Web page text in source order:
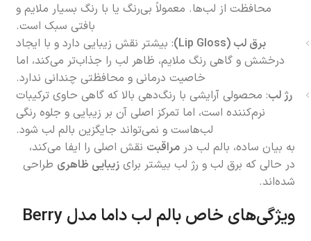
محافظت از لب‌ها. معمولاً بی‌رنگ یا با رنگ بسیار ملایم و
بافتی سبک است.
برق لب (Lip Gloss)
: بیشتر نقش زیبایی دارد و با ایجاد
درخشش و گاهی رنگ ملایم، ظاهر لب را جذاب‌تر می‌کند، اما
خاصیت درمانی و محافظتی چندانی ندارد.
رژ لب: محصولی آرایشی با رنگ‌دهی بالا که گاهی حاوی ترکیبات
نرم‌کننده است، اما تمرکز اصلی آن بر زیبایی و جلوه رنگی
لب‌هاست و نمی‌تواند جایگزین بالم لب شود.
به بیان ساده، بالم لب درمراقبت نقش اصلی را ایفا می‌کند،
در حالی که برق لب و رژ لب بیشتر برایزیبایی ظاهری طراحی
شده‌اند.
ویژگی‌های خاص بالم لب داما مدل Berry